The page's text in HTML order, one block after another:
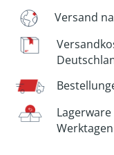
Versand